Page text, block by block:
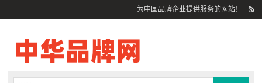
为中国品牌企业提供服务的网站！